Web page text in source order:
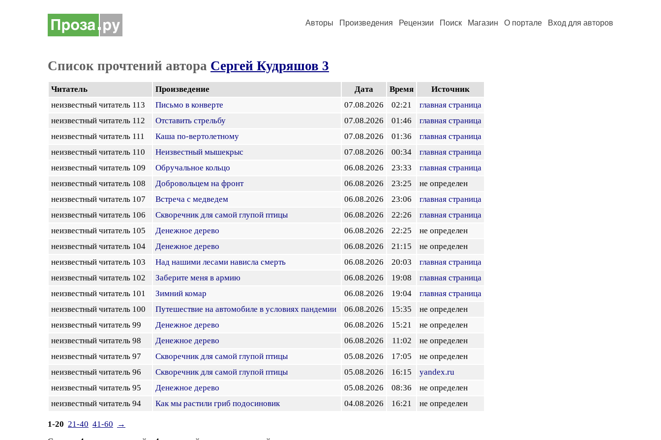
Авторы Произведения Рецензии Поиск Магазин О портале Вход для авторов
Список прочтений автора Сергей Кудряшов 3
Читатель Произведение Дата Время
Источник
неизвестный читатель 113
Письмо в конверте 07.08.2026 02:21
главная страница
неизвестный читатель 112
Отставить стрельбу 07.08.2026 01:46
главная страница
неизвестный читатель 111
Каша по-вертолетному 07.08.2026 01:36
главная страница
неизвестный читатель 110
Неизвестный мышекрыс 07.08.2026 00:34
главная страница
неизвестный читатель 109
Обручальное кольцо 06.08.2026 23:33
главная страница
неизвестный читатель 108
Добровольцем на фронт 06.08.2026 23:25
не определен
неизвестный читатель 107
Встреча с медведем 06.08.2026 23:06
главная страница
неизвестный читатель 106
Скворечник для самой глупой птицы 06.08.2026 22:26
главная страница
неизвестный читатель 105
Денежное дерево 06.08.2026 22:25
не определен
неизвестный читатель 104
Денежное дерево 06.08.2026 21:15
не определен
неизвестный читатель 103
Над нашими лесами нависла смерть 06.08.2026 20:03
главная страница
неизвестный читатель 102
Заберите меня в армию 06.08.2026 19:08
главная страница
неизвестный читатель 101
Зимний комар 06.08.2026 19:04
главная страница
неизвестный читатель 100
Путешествие на автомобиле в условиях пандемии 06.08.2026 15:35
не определен
неизвестный читатель 99
Денежное дерево 06.08.2026 15:21
не определен
неизвестный читатель 98
Денежное дерево 06.08.2026 11:02
не определен
неизвестный читатель 97
Скворечник для самой глупой птицы 05.08.2026 17:05
не определен
неизвестный читатель 96
Скворечник для самой глупой птицы 05.08.2026 16:15
yandex.ru
неизвестный читатель 95
Денежное дерево 05.08.2026 08:36
не определен
неизвестный читатель 94
Как мы растили гриб подосиновик 04.08.2026 16:21 не определен
1-20 21-40 41-60
→